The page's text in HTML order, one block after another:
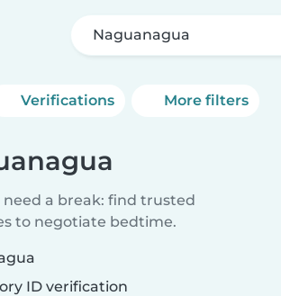
Naguanagua
Verifications More filters
a break: find trusted
to negotiate bedtime.
ID verification